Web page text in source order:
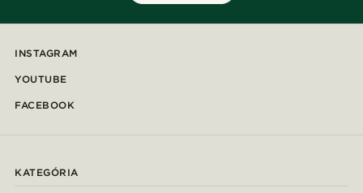
INSTAGRAM
YOUTUBE
FACEBOOK
KATEGÓRIA